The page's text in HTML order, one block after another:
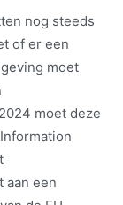
nog steeds
of er een
moet
moet deze
aan een